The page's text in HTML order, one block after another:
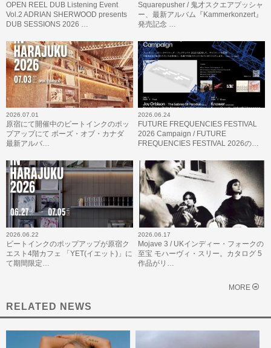
OPEN REEL DUB Listening Event
Vol.2 ADRIAN SHERWOOD presents
DUB SESSIONS 2026 …
Squarepusher / 鬼才スクエアプッシャ
ー、最新アルバム『Kammerkonzert』
発売記念 …
2026.07.01
原宿にて開催中のビートインクのポッ
プアップにて ボーズ・オブ・カナダ
最新アルバ…
2026.06.24
FUTURE FREQUENCIES FESTIVAL
2026 Campaign / FUTURE
FREQUENCIES FESTIVAL 2026の…
2026.06.22
ビートインクのポップアップが原宿ク
エスト4階カフェ 「YET(イエット)」に
て期間限定…
2026.06.17
Mojave 3 / UKインディー・フォークの
至宝 モハーヴィ・スリー。カタログ 5
作品がリ…
MORE
RELATED NEWS